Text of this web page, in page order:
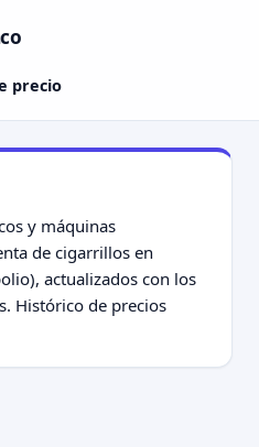
precio
y máquinas
de cigarrillos en
actualizados con los
Histórico de precios